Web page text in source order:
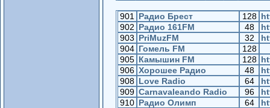
901 Радио Брест 128
902 Радио 161FM 48
903 PriMuzFM 32
904 Гомель FM
128
905 Камышин FM 128
906 Хорошее Радио 48
908 Love Radio 64
909 Carnavaleando Radio 96
910 Радио Олимп 64